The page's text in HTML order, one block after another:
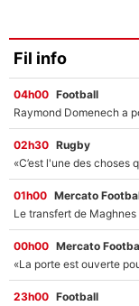
Fil info
04h00 Football
02h30 Rugby
01h00 Mercato
00h00 Mercato
23h00 Football